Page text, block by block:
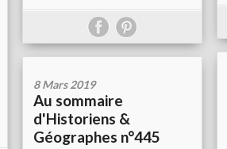
8 Mars 2019
Au sommaire
d'Historiens &
Géographes n°445